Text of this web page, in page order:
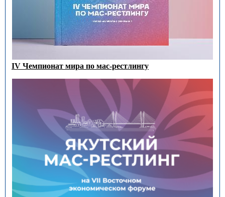
IV Чемпионат мира по мас-рестлингу